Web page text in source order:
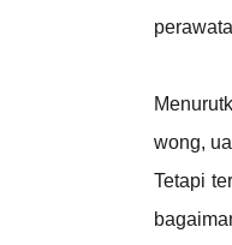
wong,
Tetapi